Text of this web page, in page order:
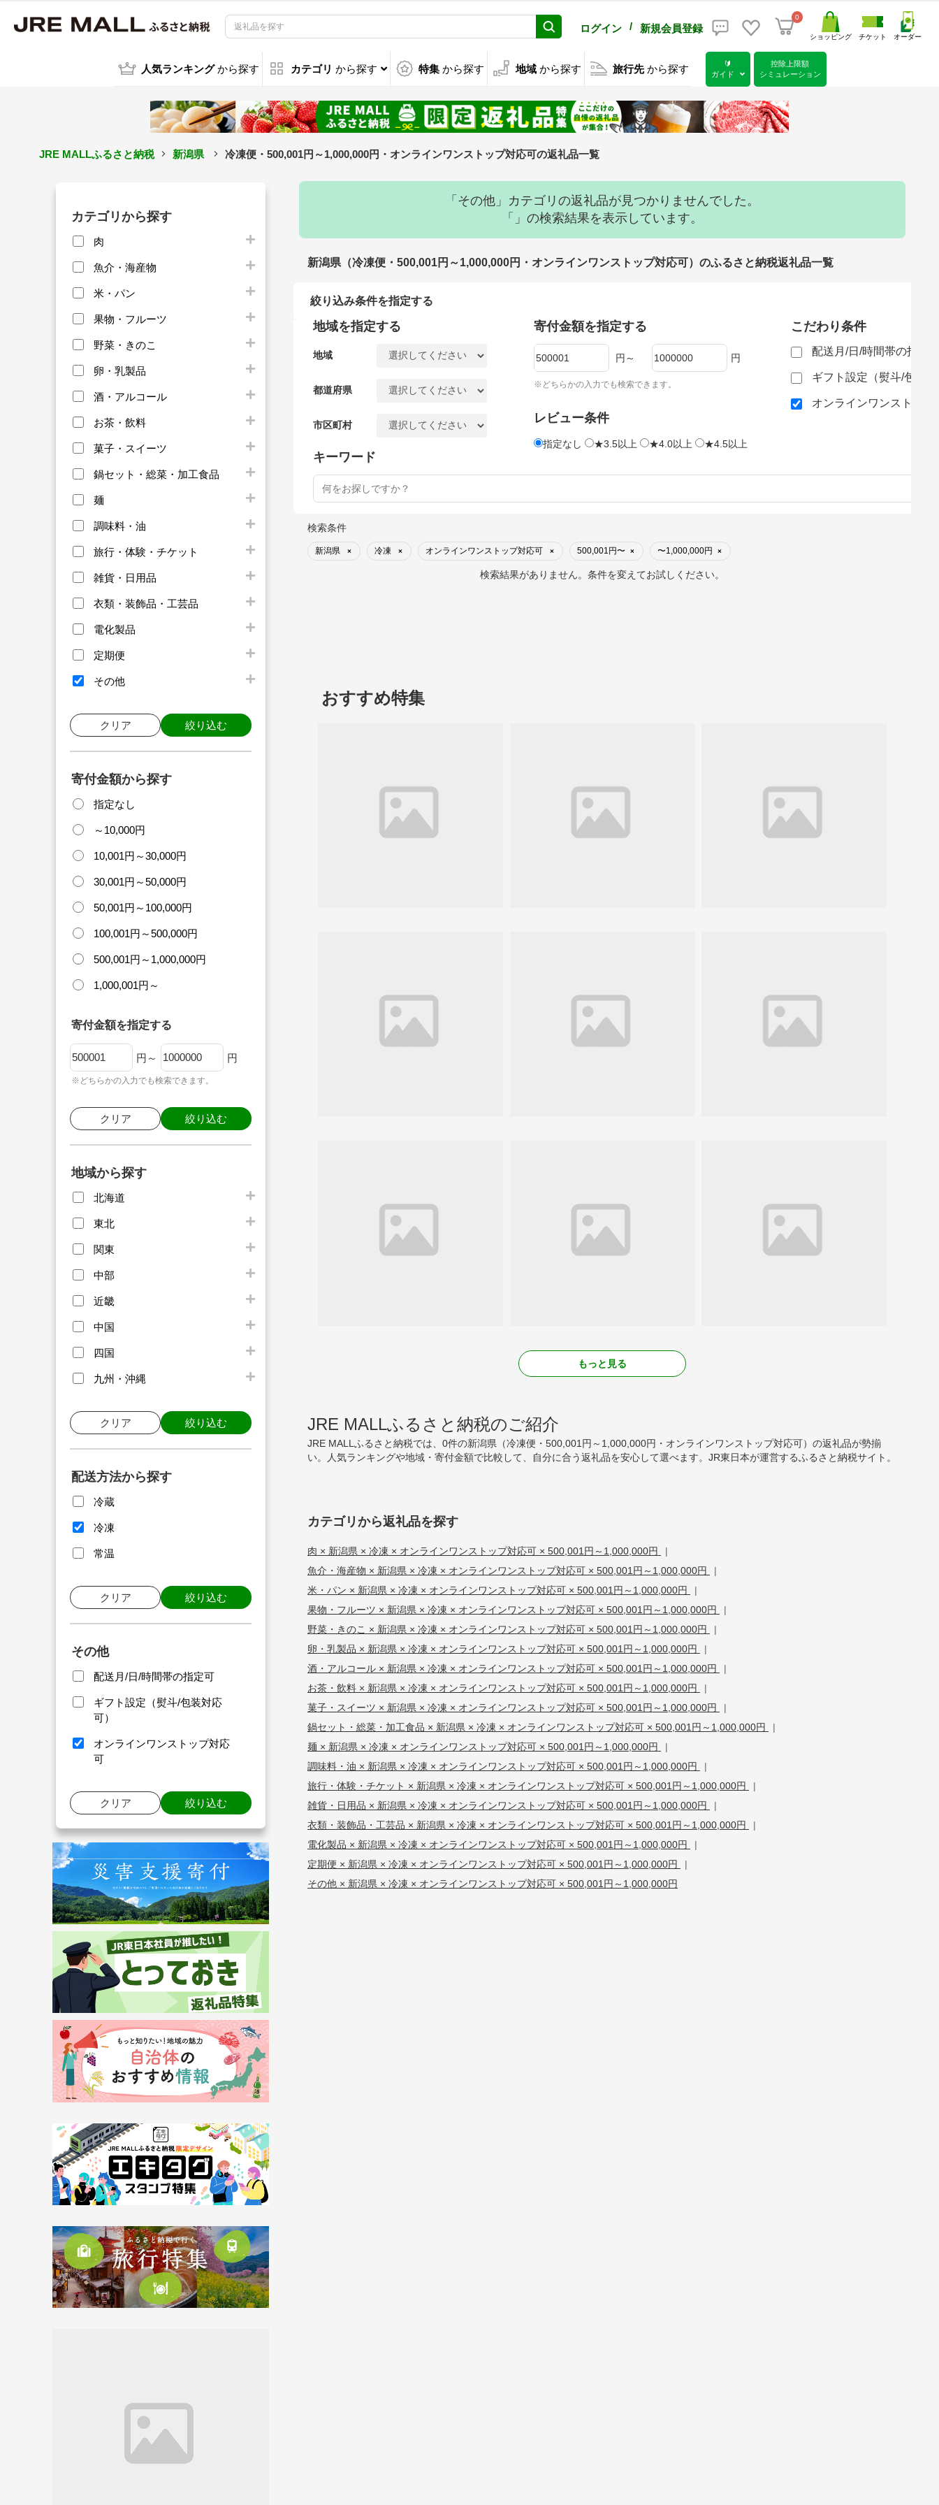
ログイン / 新規会員登録
0
ショッピング チケット オーダー
人気ランキング から探す カテゴリ から探す 特集 から探す 地域 から探す 旅行先 から探す
🔰
ガイド
控除上限額
シミュレーション
JRE MALLふるさと納税 新潟県 冷凍便・500,001円～1,000,000円・オンラインワンストップ対応可の返礼品一覧
カテゴリから探す
肉
魚介・海産物
米・パン
果物・フルーツ
野菜・きのこ
卵・乳製品
酒・アルコール
お茶・飲料
菓子・スイーツ
鍋セット・総菜・加工食品
麺
調味料・油
旅行・体験・チケット
雑貨・日用品
衣類・装飾品・工芸品
電化製品
定期便
その他
クリア 絞り込む
寄付金額から探す
指定なし
～10,000円
10,001円～30,000円
30,001円～50,000円
50,001円～100,000円
100,001円～500,000円
500,001円～1,000,000円
1,000,001円～
寄付金額を指定する
円～ 円
※どちらかの入力でも検索できます。
クリア 絞り込む
地域から探す
北海道
東北
関東
中部
近畿
中国
四国
九州・沖縄
クリア 絞り込む
配送方法から探す
冷蔵
冷凍
常温
クリア 絞り込む
その他
配送月/日/時間帯の指定可
ギフト設定（熨斗/包装対応
可）
オンラインワンストップ対応
可
クリア 絞り込む
「その他」カテゴリの返礼品が見つかりませんでした。
「」の検索結果を表示しています。
新潟県（冷凍便・500,001円～1,000,000円・オンラインワンストップ対応可）のふるさと納税返礼品一覧
絞り込み条件を指定する
地域を指定する
地域
都道府県
市区町村
寄付金額を指定する
円～ 円
※どちらかの入力でも検索できます。
レビュー条件
指定なし ★3.5以上 ★4.0以上 ★4.5以上
こだわり条件
配送月/日/時間帯の指定
ギフト設定（熨斗/包装
オンラインワンストップ
キーワード
検索条件
新潟県 × 冷凍 × オンラインワンストップ対応可 × 500,001円〜 × 〜1,000,000円 ×
検索結果がありません。条件を変えてお試しください。
おすすめ特集
もっと見る
JRE MALLふるさと納税のご紹介
JRE MALLふるさと納税では、0件の新潟県（冷凍便・500,001円～1,000,000円・オンラインワンストップ対応可）の返礼品が勢揃
い。人気ランキングや地域・寄付金額で比較して、自分に合う返礼品を安心して選べます。JR東日本が運営するふるさと納税サイト。
カテゴリから返礼品を探す
肉 × 新潟県 × 冷凍 × オンラインワンストップ対応可 × 500,001円～1,000,000円
|
魚介・海産物 × 新潟県 × 冷凍 × オンラインワンストップ対応可 × 500,001円～1,000,000円
|
米・パン × 新潟県 × 冷凍 × オンラインワンストップ対応可 × 500,001円～1,000,000円
|
果物・フルーツ × 新潟県 × 冷凍 × オンラインワンストップ対応可 × 500,001円～1,000,000円
|
野菜・きのこ × 新潟県 × 冷凍 × オンラインワンストップ対応可 × 500,001円～1,000,000円
|
卵・乳製品 × 新潟県 × 冷凍 × オンラインワンストップ対応可 × 500,001円～1,000,000円
|
酒・アルコール × 新潟県 × 冷凍 × オンラインワンストップ対応可 × 500,001円～1,000,000円
|
お茶・飲料 × 新潟県 × 冷凍 × オンラインワンストップ対応可 × 500,001円～1,000,000円
|
菓子・スイーツ × 新潟県 × 冷凍 × オンラインワンストップ対応可 × 500,001円～1,000,000円
|
鍋セット・総菜・加工食品 × 新潟県 × 冷凍 × オンラインワンストップ対応可 × 500,001円～1,000,000円
|
麺 × 新潟県 × 冷凍 × オンラインワンストップ対応可 × 500,001円～1,000,000円
|
調味料・油 × 新潟県 × 冷凍 × オンラインワンストップ対応可 × 500,001円～1,000,000円
|
旅行・体験・チケット × 新潟県 × 冷凍 × オンラインワンストップ対応可 × 500,001円～1,000,000円
|
雑貨・日用品 × 新潟県 × 冷凍 × オンラインワンストップ対応可 × 500,001円～1,000,000円
|
衣類・装飾品・工芸品 × 新潟県 × 冷凍 × オンラインワンストップ対応可 × 500,001円～1,000,000円
|
電化製品 × 新潟県 × 冷凍 × オンラインワンストップ対応可 × 500,001円～1,000,000円
|
定期便 × 新潟県 × 冷凍 × オンラインワンストップ対応可 × 500,001円～1,000,000円
|
その他 × 新潟県 × 冷凍 × オンラインワンストップ対応可 × 500,001円～1,000,000円